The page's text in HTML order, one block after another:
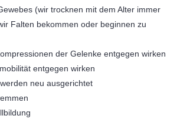
(wir trocknen mit dem Alter immer
Falten bekommen oder beginnen zu
der Gelenke entgegen wirken
entgegen wirken
neu ausgerichtet